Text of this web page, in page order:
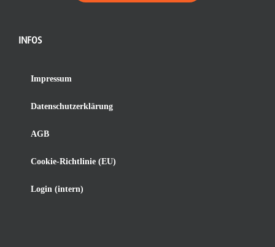
INFOS
Impressum
Datenschutzerklärung
AGB
Cookie-Richtlinie (EU)
Login (intern)